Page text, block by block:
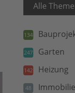
Alle
134
247 Garten
142 Heizung
48